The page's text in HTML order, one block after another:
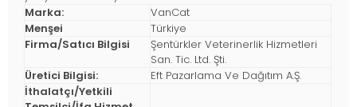
Marka:
VanCat
Menşei
Türkiye
Firma/Satıcı Bilgisi
Şentürkler Veterinerlik Hizmetleri
San. Tic. Ltd. Şti.
Üretici Bilgisi:
Eft Pazarlama Ve Dağıtım A.Ş.
İthalatçı/Yetkili